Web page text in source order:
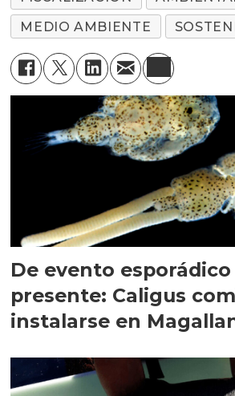
MEDIO AMBIENTE
De evento
presente: Caligus
instalarse en